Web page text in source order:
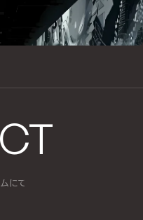
にて